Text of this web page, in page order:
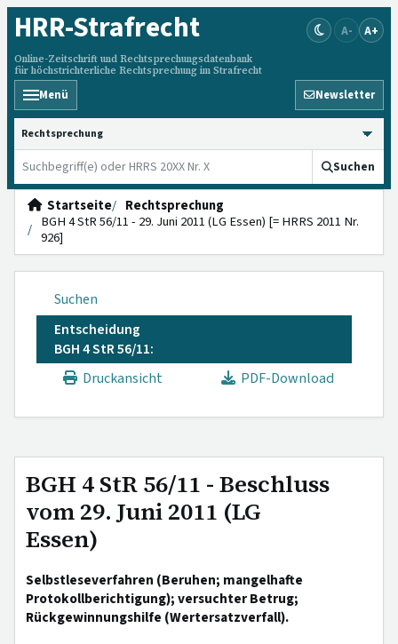
HRR-Strafrecht
Online-Zeitschrift und Rechtsprechungsdatenbank
für höchstrichterliche Rechtsprechung im Strafrecht
A- A+
Menü Newsletter
HRRS durchsuchen
Suchen
Startseite
Rechtsprechung
BGH 4 StR 56/11 - 29. Juni 2011 (LG Essen) [= HRRS 2011 Nr.
926]
Suchen
Entscheidung
BGH 4 StR 56/11:
Druckansicht
PDF-Download
BGH 4 StR 56/11 - Beschluss
vom 29. Juni 2011 (LG
Essen)
Selbstleseverfahren (Beruhen; mangelhafte
Protokollberichtigung); versuchter Betrug;
Rückgewinnungshilfe (Wertersatzverfall).